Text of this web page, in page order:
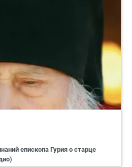
епископа Гурия о старце